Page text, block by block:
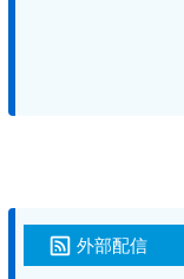
外部配信